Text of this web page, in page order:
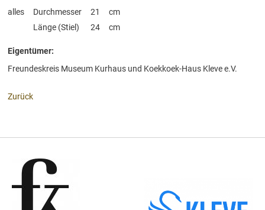
alles
Durchmesser
Länge (Stiel)
21
24
cm
cm
Eigentümer:
Freundeskreis Museum Kurhaus und Koekkoek-Haus Kleve e.V.
Zurück